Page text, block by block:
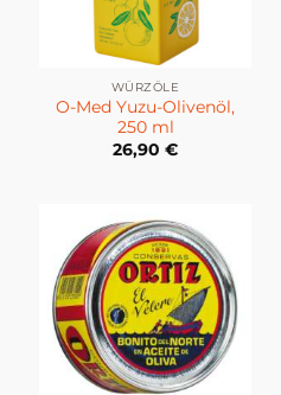
WÜRZÖLE
O-Med Yuzu-Olivenöl,
250 ml
26,90 €